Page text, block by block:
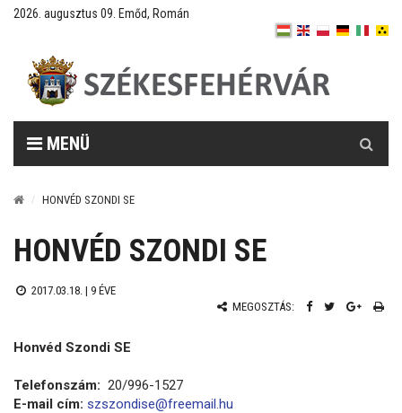
2026. augusztus 09. Emőd, Román
MENÜ
HONVÉD SZONDI SE
HONVÉD SZONDI SE
2017.03.18. | 9 ÉVE
MEGOSZTÁS:
Honvéd Szondi SE
Telefonszám: 20/996-1527
E-mail cím: szszondise@freemail.hu